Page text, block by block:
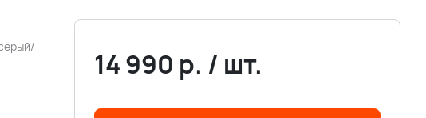
14 990 р. / шт.